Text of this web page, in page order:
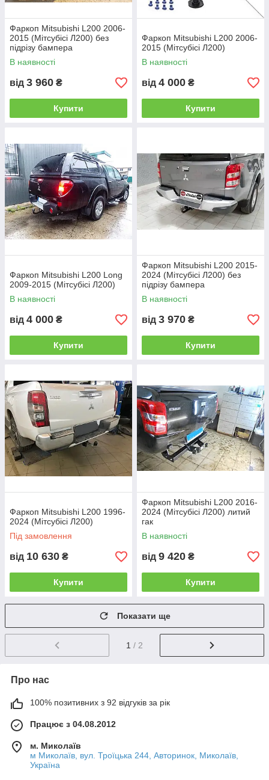
Фаркоп Mitsubishi L200 2006-
2015 (Мітсубісі Л200) без
підрізу бампера
В наявності
від 3 960 ₴
Купити
Фаркоп Mitsubishi L200 2006-
2015 (Мітсубісі Л200)
В наявності
від 4 000 ₴
Купити
Фаркоп Mitsubishi L200 Long
2009-2015 (Мітсубісі Л200)
В наявності
від 4 000 ₴
Купити
Фаркоп Mitsubishi L200 2015-
2024 (Мітсубісі Л200) без
підрізу бампера
В наявності
від 3 970 ₴
Купити
Фаркоп Mitsubishi L200 1996-
2024 (Мітсубісі Л200)
Під замовлення
від 10 630 ₴
Купити
Фаркоп Mitsubishi L200 2016-
2024 (Мітсубісі Л200) литий
гак
В наявності
від 9 420 ₴
Купити
Показати ще
1 / 2
Про нас
100% позитивних з 92 відгуків за рік
Працює з 04.08.2012
м. Миколаїв
м Миколаїв, вул. Троїцька 244, Авторинок, Миколаїв,
Україна